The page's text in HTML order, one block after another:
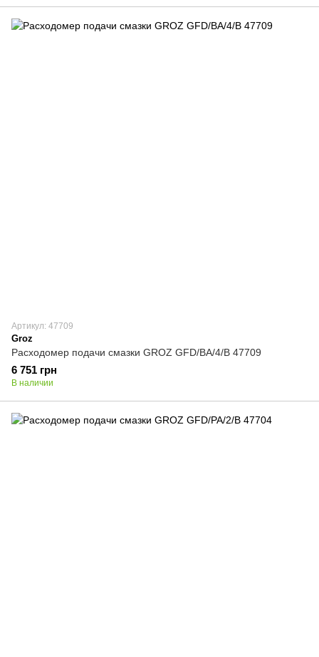
Артикул: 47709
Groz
Расходомер подачи смазки GROZ GFD/BA/4/B 47709
6 751 грн
В наличии